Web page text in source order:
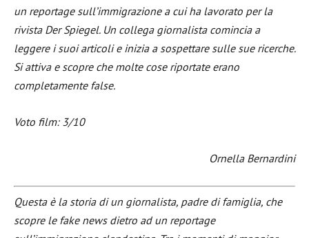
un reportage sull’immigrazione a cui ha lavorato per la
rivista Der Spiegel. Un collega giornalista comincia a
leggere i suoi articoli e inizia a sospettare sulle sue ricerche.
Si attiva e scopre che molte cose riportate erano
completamente false.
Voto film: 3/10
Ornella Bernardini
Questa è la storia di un giornalista, padre di famiglia, che
scopre le fake news dietro ad un reportage